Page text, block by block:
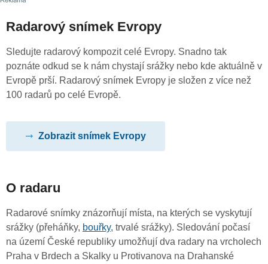
Radarový snímek Evropy
Sledujte radarový kompozit celé Evropy. Snadno tak
poznáte odkud se k nám chystají srážky nebo kde aktuálně v
Evropě prší. Radarový snímek Evropy je složen z více než
100 radarů po celé Evropě.
Zobrazit snímek Evropy
O radaru
Radarové snímky znázorňují místa, na kterých se vyskytují
srážky (přeháňky, bouřky, trvalé srážky). Sledování počasí
na území České republiky umožňují dva radary na vrcholech
Praha v Brdech a Skalky u Protivanova na Drahanské